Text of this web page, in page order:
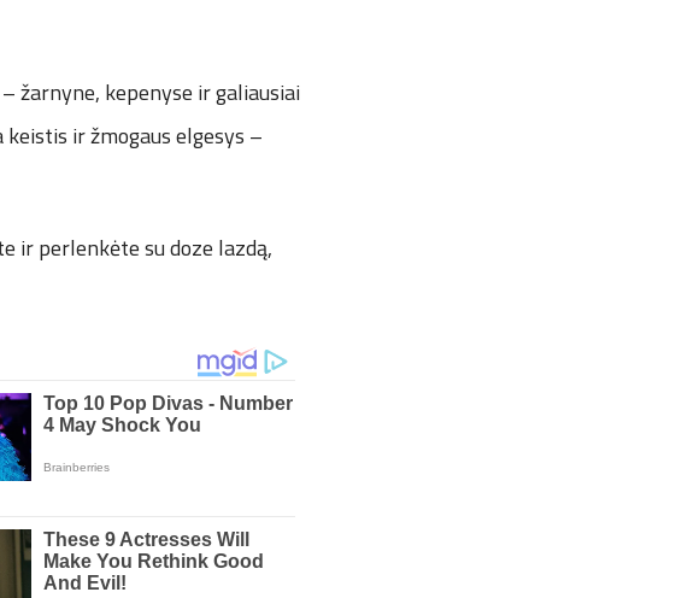
žarnyne, kepenyse ir galiausiai
ir žmogaus elgesys –
ir perlenkėte su doze lazdą,